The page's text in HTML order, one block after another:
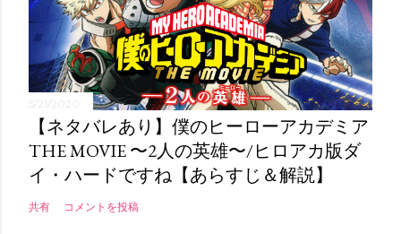
5/21/2020
【ネタバレあり】僕のヒーローアカデミア
THE MOVIE 〜2人の英雄〜/ヒロアカ版ダ
イ・ハードですね【あらすじ＆解説】
共有 コメントを投稿